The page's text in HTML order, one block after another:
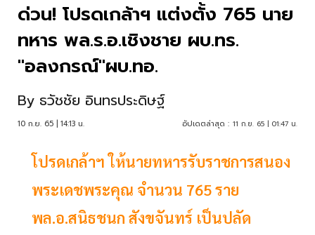
ด่วน! โปรดเกล้าฯ แต่งตั้ง 765 นาย
ทหาร พล.ร.อ.เชิงชาย ผบ.ทร.
"อลงกรณ์"ผบ.ทอ.
By ธวัชชัย อินทรประดิษฐ์
10 ก.ย. 65 | 14:13 น. อัปเดตล่าสุด : 11 ก.ย. 65 | 01:47 น.
โปรดเกล้าฯ ให้นายทหารรับราชการสนอง
พระเดชพระคุณ จำนวน 765 ราย
พล.อ.สนิธชนก สังขจันทร์ เป็นปลัด